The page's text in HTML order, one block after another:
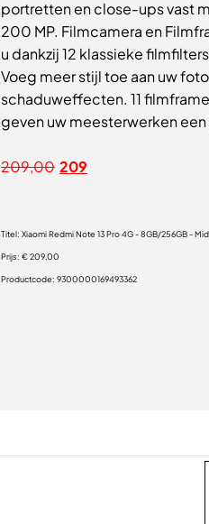
portretten en close-ups vast
200 MP. Filmcamera en
u dankzij 12 klassieke
Voeg meer stijl toe aan uw
schaduweffecten. 11
geven uw meesterwerken
209,00 209
Titel: Xiaomi Redmi Note 13 Pro 4G - 8GB/256GB -
Prijs: € 209,00
Productcode: 9300000169493362